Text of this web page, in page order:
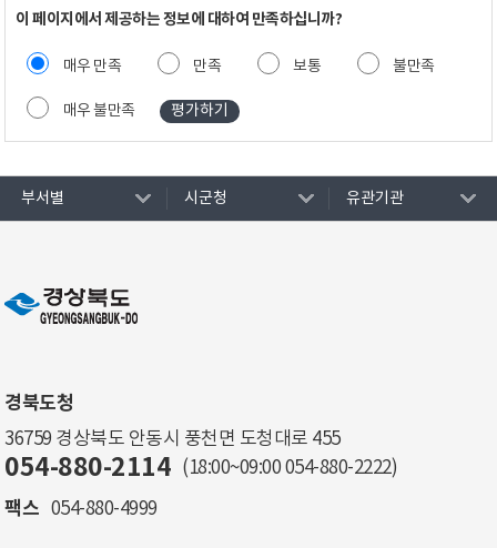
이 페이지에서 제공하는 정보에 대하여 만족하십니까?
매우 만족 만족 보통 불만족
매우 불만족
부서별 시군청 유관기관
경북도청
36759 경상북도 안동시 풍천면 도청대로 455
054-880-2114 (18:00~09:00 054-880-2222)
팩스 054-880-4999